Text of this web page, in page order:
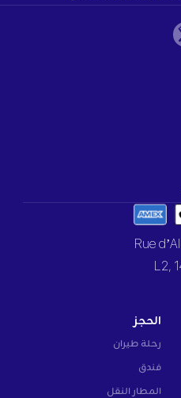
الحجز
رحلة طيران
فندق
المطار النقل